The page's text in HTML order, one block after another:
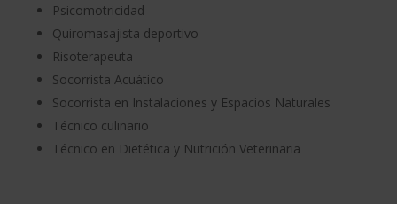
Psicomotricidad
Quiromasajista deportivo
Risoterapeuta
Socorrista Acuático
Socorrista en Instalaciones y Espacios Naturales
Técnico culinario
Técnico en Dietética y Nutrición Veterinaria